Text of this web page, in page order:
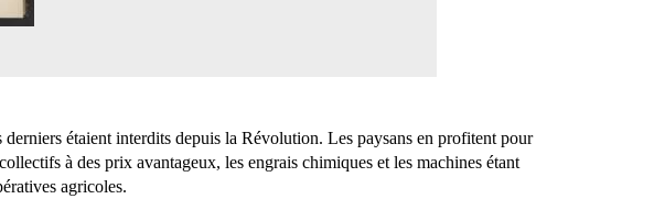
étaient interdits depuis la Révolution. Les paysans en profitent pour
à des prix avantageux, les engrais chimiques et les machines étant
agricoles.